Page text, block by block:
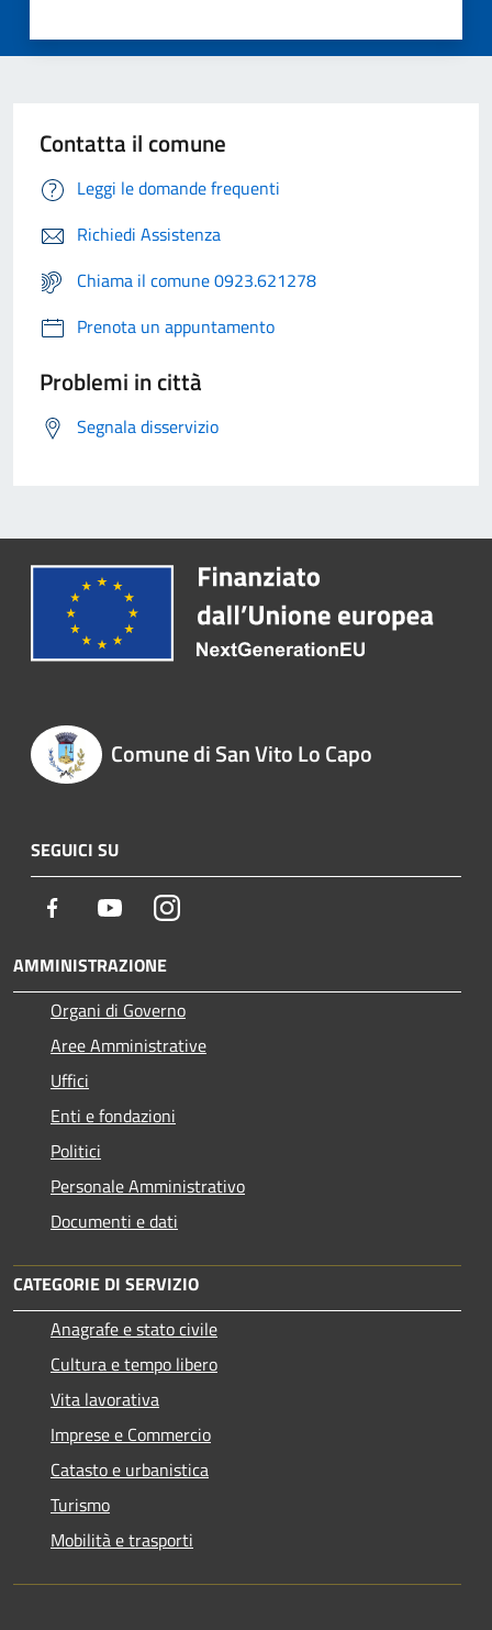
Contatta il comune
Leggi le domande frequenti
Richiedi Assistenza
Chiama il comune 0923.621278
Prenota un appuntamento
Problemi in città
Segnala disservizio
Comune di San Vito Lo Capo
SEGUICI SU
Facebook YoutubeInstagram
AMMINISTRAZIONE
Organi di Governo
Aree Amministrative
Uffici
Enti e fondazioni
Politici
Personale Amministrativo
Documenti e dati
CATEGORIE DI SERVIZIO
Anagrafe e stato civile
Cultura e tempo libero
Vita lavorativa
Imprese e Commercio
Catasto e urbanistica
Turismo
Mobilità e trasporti